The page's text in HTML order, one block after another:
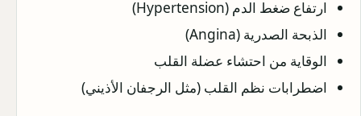
ارتفاع ضغط الدم (Hypertension)
الذبحة الصدرية (Angina)
الوقاية من احتشاء عضلة القلب
اضطرابات نظم القلب (مثل الرجفان الأذيني)